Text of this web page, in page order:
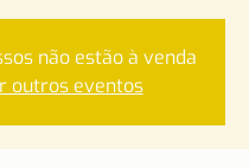
não estão à venda
outros eventos